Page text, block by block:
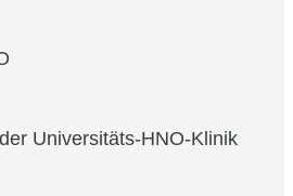
Universitäts-HNO-Klinik